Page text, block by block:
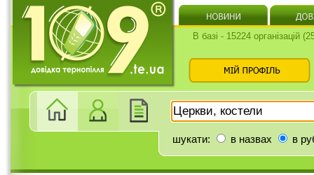
В базі - 15224 організацій
шукати: в назвах в